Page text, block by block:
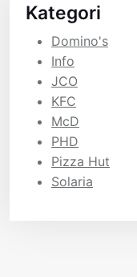
Kategori
Domino's
Info
JCO
KFC
McD
PHD
Pizza Hut
Solaria